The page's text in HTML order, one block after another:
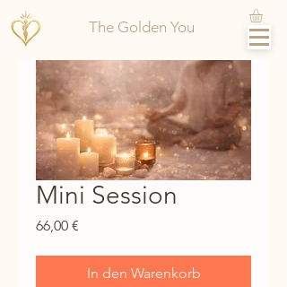
The Golden You
Mini Session
66,00 €
In den Warenkorb